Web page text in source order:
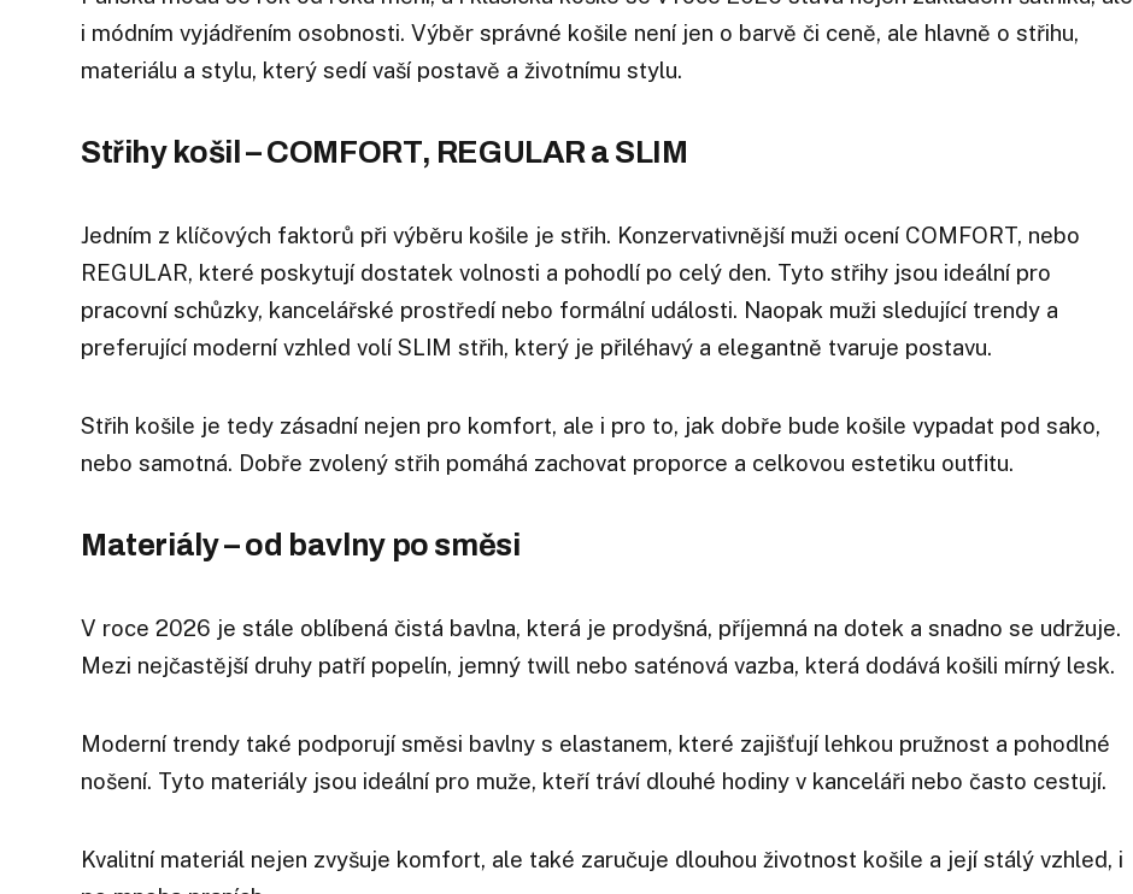
i módním vyjádřením osobnosti. Výběr správné košile není jen o barvě či ceně, ale hlavně o střihu,
materiálu a stylu, který sedí vaší postavě a životnímu stylu.
Střihy košil – COMFORT, REGULAR a SLIM
Jedním z klíčových faktorů při výběru košile je střih. Konzervativnější muži ocení COMFORT, nebo
REGULAR, které poskytují dostatek volnosti a pohodlí po celý den. Tyto střihy jsou ideální pro
pracovní schůzky, kancelářské prostředí nebo formální události. Naopak muži sledující trendy a
preferující moderní vzhled volí SLIM střih, který je přiléhavý a elegantně tvaruje postavu.
Střih košile je tedy zásadní nejen pro komfort, ale i pro to, jak dobře bude košile vypadat pod sako,
nebo samotná. Dobře zvolený střih pomáhá zachovat proporce a celkovou estetiku outfitu.
Materiály – od bavlny po směsi
V roce 2026 je stále oblíbená čistá bavlna, která je prodyšná, příjemná na dotek a snadno se udržuje.
Mezi nejčastější druhy patří popelín, jemný twill nebo saténová vazba, která dodává košili mírný lesk.
Moderní trendy také podporují směsi bavlny s elastanem, které zajišťují lehkou pružnost a pohodlné
nošení. Tyto materiály jsou ideální pro muže, kteří tráví dlouhé hodiny v kanceláři nebo často cestují.
Kvalitní materiál nejen zvyšuje komfort, ale také zaručuje dlouhou životnost košile a její stálý vzhled, i